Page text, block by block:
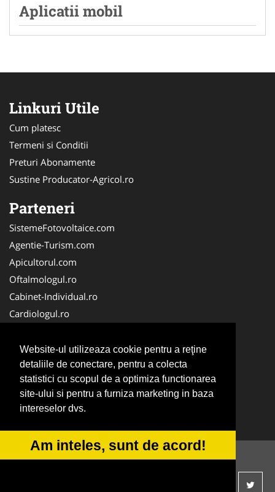
Website-ul utilizeaza cookie pentru a reţine
detaliile de conectare, pentru a colecta
statistici cu scopul de a optimiza functionarea
site-ului si pentru a furniza marketing in baza
intereselor dvs.
Am inteles, sunt de acord!
Aplicatii mobil
Linkuri Utile
Cum platesc
Termeni si Conditii
Preturi Abonamente
Sustine Producator-Agricol.ro
Parteneri
SistemeFotovoltaice.com
Agentie-Turism.com
Apicultorul.com
Oftalmologul.ro
Cabinet-Individual.ro
Cardiologul.ro
CramaVinuri.ro
Centru-Copiere.ro
CentruInchirieri.ro
Medic-Bun.com
© 2014-2026 -ANPC SOL